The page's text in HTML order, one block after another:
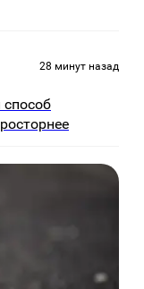
28 минут назад